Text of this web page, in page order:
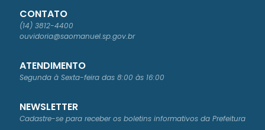
CONTATO
(14) 3812-4400
ouvidoria@saomanuel.sp.gov.br
ATENDIMENTO
Segunda à Sexta-feira das 8:00 às 16:00
NEWSLETTER
Cadastre-se para receber os boletins informativos da Prefeitura